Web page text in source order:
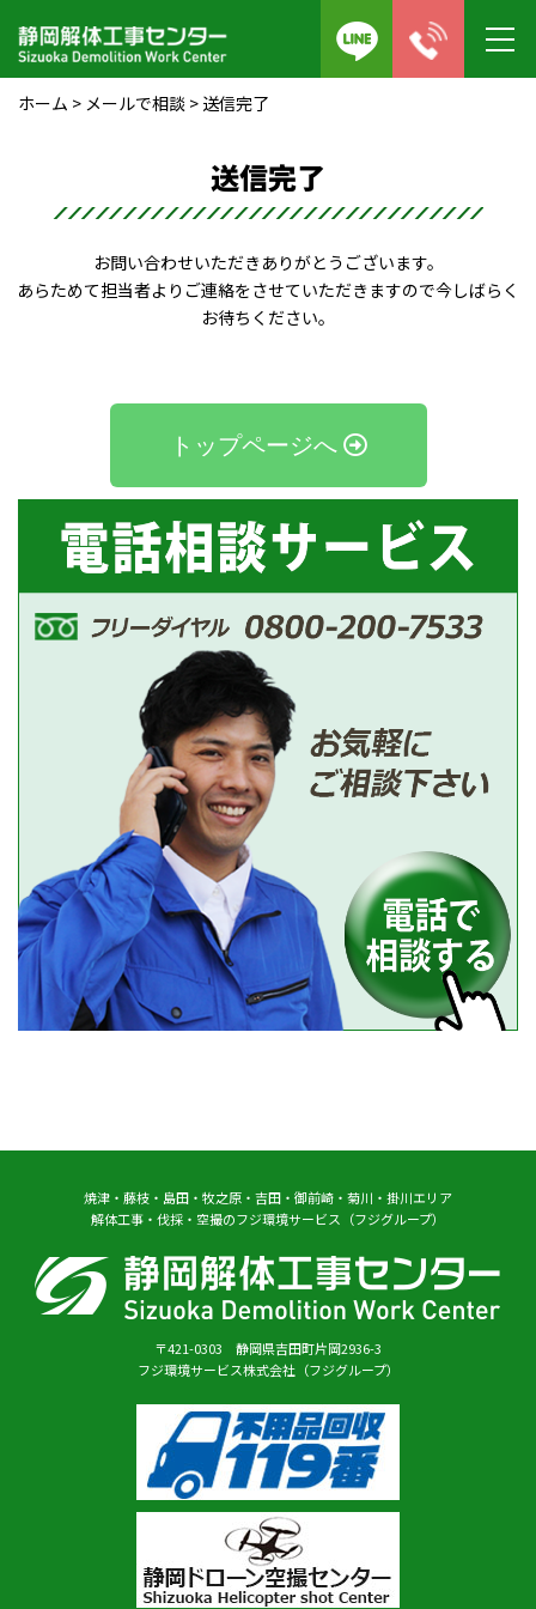
ホーム > メールで相談 > 送信完了
送信完了
お問い合わせいただきありがとうございます。
あらためて担当者よりご連絡をさせていただきますので今しばらく
お待ちください。
トップページへ
焼津・藤枝・島田・牧之原・吉田・御前崎・菊川・掛川エリア
解体工事・伐採・空撮のフジ環境サービス（フジグループ）
〒421-0303 静岡県吉田町片岡2936-3
フジ環境サービス株式会社（フジグループ）